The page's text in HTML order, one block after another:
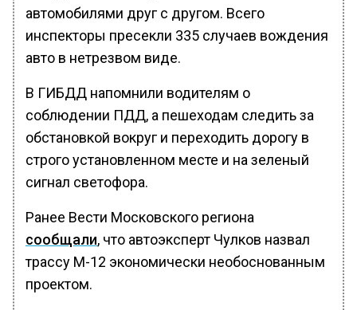
автомобилями друг с другом. Всего
инспекторы пресекли 335 случаев вождения
авто в нетрезвом виде.
В ГИБДД напомнили водителям о
соблюдении ПДД, а пешеходам следить за
обстановкой вокруг и переходить дорогу в
строго установленном месте и на зеленый
сигнал светофора.
Ранее Вести Московского региона
сообщали, что автоэксперт Чулков назвал
трассу М-12 экономически необоснованным
проектом.